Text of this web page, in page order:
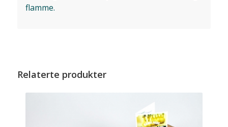
flamme.
Relaterte produkter